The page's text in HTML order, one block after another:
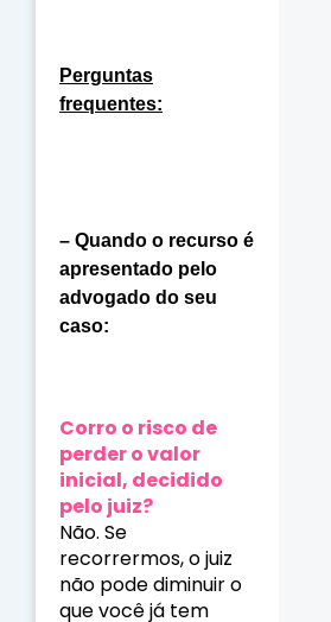
Perguntas
frequentes:
– Quando o recurso é
apresentado pelo
advogado do seu
caso:
Corro o risco de
perder o valor
inicial, decidido
pelo juiz?
Não. Se
recorrermos, o juiz
não pode diminuir o
que você já tem